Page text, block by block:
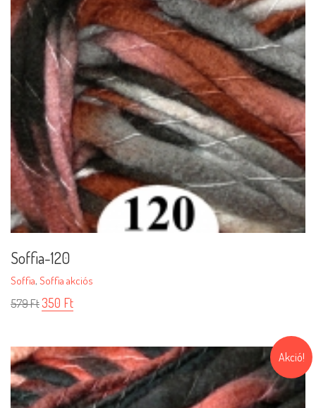
Soffia-120
Soffia, Soffia akciós
579Ft 350 Ft
Akció!